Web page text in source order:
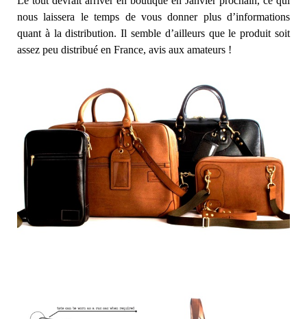
nous laissera le temps de vous donner plus d’informations
quant à la distribution. Il semble d’ailleurs que le produit soit
assez peu distribué en France, avis aux amateurs !